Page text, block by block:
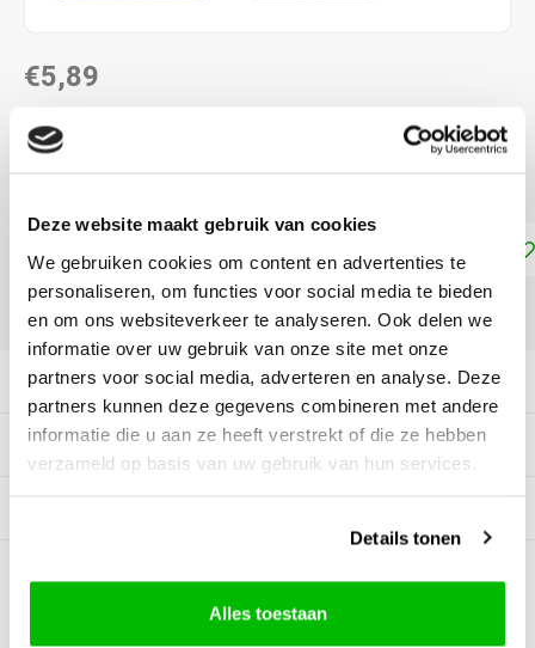
Deze website maakt gebruik van cookies
We gebruiken cookies om content en advertenties te
personaliseren, om functies voor social media te bieden
en om ons websiteverkeer te analyseren. Ook delen we
informatie over uw gebruik van onze site met onze
partners voor social media, adverteren en analyse. Deze
partners kunnen deze gegevens combineren met andere
informatie die u aan ze heeft verstrekt of die ze hebben
verzameld op basis van uw gebruik van hun services.
Details tonen
Alles toestaan
€5,89
DIRECT LEVERBAAR
Toevoegen aan winkelwagen
DELEN:
Productomschrijving
Tags
0STERREN OP BASIS VAN0
BEOORDELINGEN